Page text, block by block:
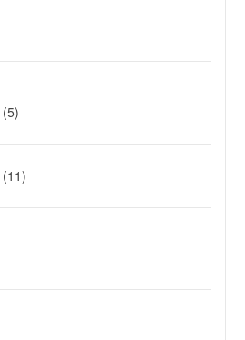
(5)
(11)